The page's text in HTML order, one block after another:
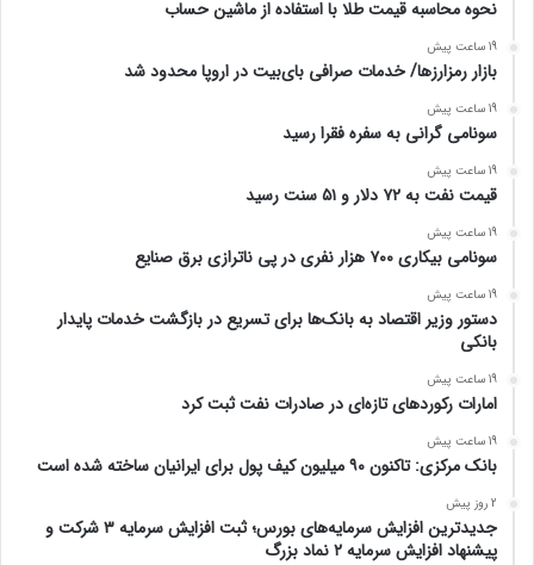
نحوه محاسبه قیمت طلا با استفاده از ماشین حساب
19 ساعت پیش
بازار رمزارزها/ خدمات صرافی بای‌بیت در اروپا محدود شد
19 ساعت پیش
سونامی گرانی به سفره فقرا رسید
19 ساعت پیش
قیمت نفت به ۷۲ دلار و ۵۱ سنت رسید
19 ساعت پیش
سونامی بیکاری ۷۰۰ هزار نفری در پی ناترازی برق صنایع
19 ساعت پیش
دستور وزیر اقتصاد به بانک‌ها برای تسریع در بازگشت خدمات پایدار
بانکی
19 ساعت پیش
امارات رکورد‌های تازه‌ای در صادرات نفت ثبت کرد
19 ساعت پیش
بانک مرکزی: تاکنون ۹۰ میلیون کیف پول برای ایرانیان ساخته شده است
2 روز پیش
جدیدترین افزایش سرمایه‌های بورس؛ ثبت افزایش سرمایه ۳ شرکت و
پیشنهاد افزایش سرمایه ۲ نماد بزرگ